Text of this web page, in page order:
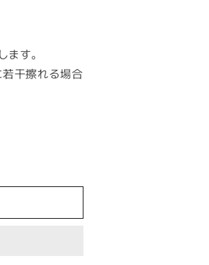
す。
干擦れる場合